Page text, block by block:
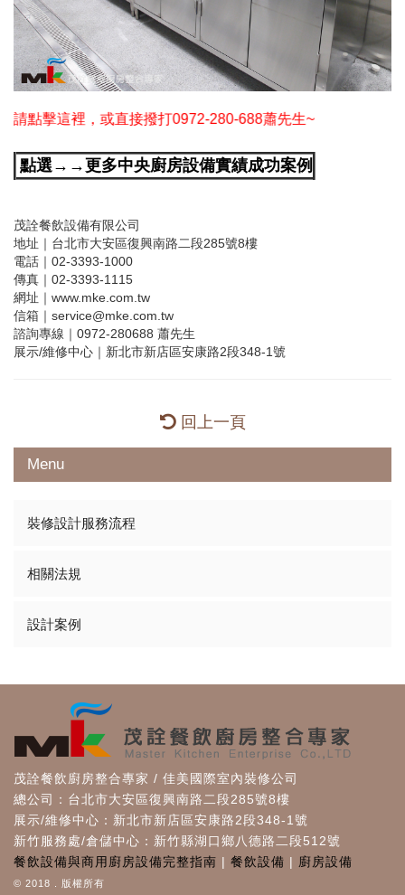
或直接撥打0972-280-688蕭先生~
點選→→更多中央廚房設備實績成功案例
茂詮餐飲設備有限公司
地址｜台北市大安區復興南路二段285號8樓
電話｜02-3393-1000
傳真｜02-3393-1115
網址｜www.mke.com.tw
信箱｜service@mke.com.tw
諮詢專線｜0972-280688 蕭先生
展示/維修中心｜新北市新店區安康路2段348-1號
回上一頁
Menu
裝修設計服務流程
相關法規
設計案例
茂詮餐飲廚房整合專家 / 佳美國際室內裝修公司
總公司：台北市大安區復興南路二段285號8樓
展示/維修中心：新北市新店區安康路2段348-1號
新竹服務處/倉儲中心：新竹縣湖口鄉八德路二段512號
餐飲設備與商用廚房設備完整指南 | 餐飲設備 | 廚房設備
© 2018 . 版權所有